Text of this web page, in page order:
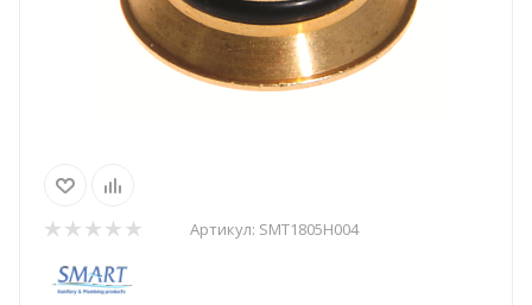
Артикул: SMT1805H004